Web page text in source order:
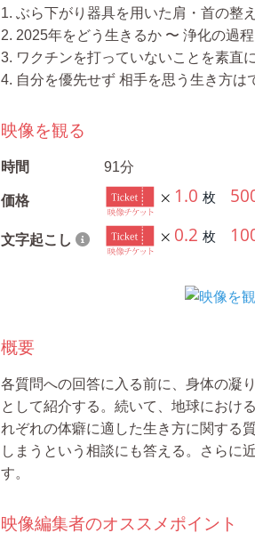
1. ぶら下がり器具を用いた肩・首の整
2. 2025年をどう生きるか 〜 浄化の過
3. ワクチンを打っていないことを素直
4. 自分を優先せず 相手を思う生き方は
映像を観る
時間 91分
価格 1.0 枚
文字起こし 0.2 枚
概要
各質問への回答に入る前に、身体の凝
として紹介する。続いて、地球におけ
れぞれの体癖に適した生き方に関する
しまうという相談にも答える。さらに
す。
映像編集者のオススメポイント